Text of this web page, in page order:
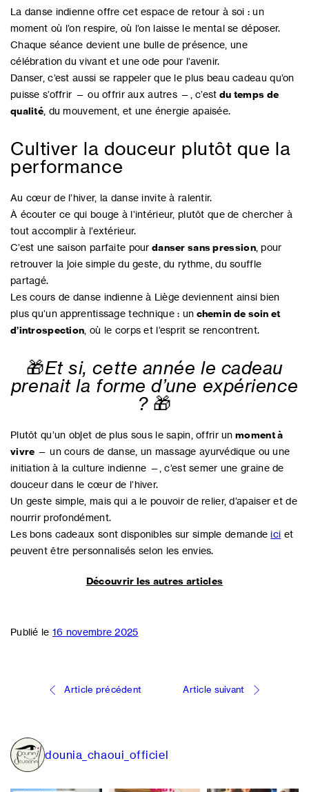
La danse indienne offre cet espace de retour à soi : un
moment où l’on respire, où l’on laisse le mental se déposer.
Chaque séance devient une bulle de présence, une
célébration du vivant et une ode pour l’avenir.
Danser, c’est aussi se rappeler que le plus beau cadeau qu’on
puisse s’offrir — ou offrir aux autres —, c’est du temps de
qualité , du mouvement, et une énergie apaisée.
Cultiver la douceur plutôt que la
performance
Au cœur de l’hiver, la danse invite à ralentir.
À écouter ce qui bouge à l’intérieur, plutôt que de chercher à
tout accomplir à l’extérieur.
C’est une saison parfaite pour danser sans pression, pour
retrouver la joie simple du geste, du rythme, du souffle
partagé.
Les cours de danse indienne à Liège deviennent ainsi bien
plus qu’un apprentissage technique : un chemin de soin et
d’introspection , où le corps et l’esprit se rencontrent.
🎁Et si, cette année le cadeau
prenait la forme d’une expérience
?🎁
Plutôt qu’un objet de plus sous le sapin, offrir unmoment à
vivre — un cours de danse, un massage ayurvédique ou une
initiation à la culture indienne —, c’est semer une graine de
douceur dans le cœur de l’hiver.
Un geste simple, mais qui a le pouvoir de relier, d’apaiser et de
nourrir profondément.
Les bons cadeaux sont disponibles sur simple demandeici et
peuvent être personnalisés selon les envies.
Découvrir les autres articles
Publié le 16 novembre 2025
Navigation
l’article
Article précédent Article suivant
dounia_chaoui_officiel